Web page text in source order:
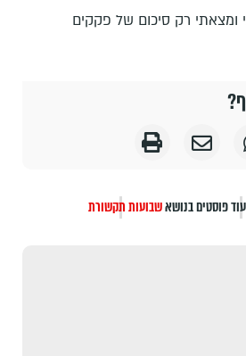
ומצאתי רק סיכום של פקקים
עוד פוסטים בנושאשבועותתקשורת